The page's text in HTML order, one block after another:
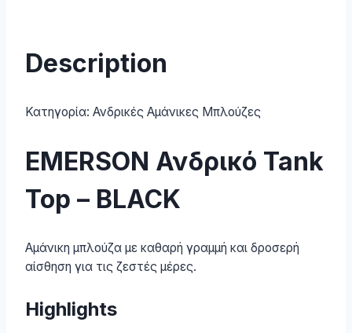
Description
Κατηγορία: Ανδρικές Αμάνικες Μπλούζες
EMERSON Ανδρικό Tank
Top – BLACK
Αμάνικη μπλούζα με καθαρή γραμμή και δροσερή
αίσθηση για τις ζεστές μέρες.
Highlights